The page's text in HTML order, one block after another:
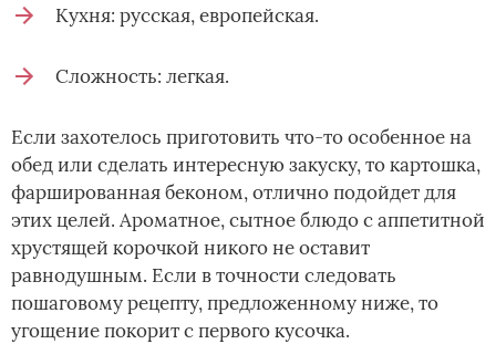
Кухня: русская, европейская.
Сложность: легкая.
Если захотелось приготовить что-то особенное на
обед или сделать интересную закуску, то картошка,
фаршированная беконом, отлично подойдет для
этих целей. Ароматное, сытное блюдо с аппетитной
хрустящей корочкой никого не оставит
равнодушным. Если в точности следовать
пошаговому рецепту, предложенному ниже, то
угощение покорит с первого кусочка.